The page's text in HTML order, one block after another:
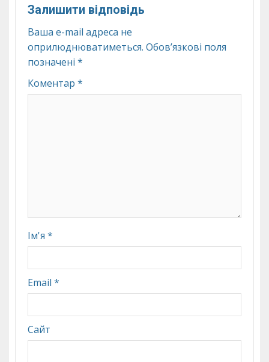
Залишити відповідь
Ваша e-mail адреса не
оприлюднюватиметься. Обов’язкові поля
позначені *
Коментар *
Ім'я *
Email *
Сайт